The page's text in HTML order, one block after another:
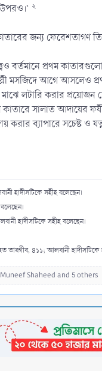
২
জন্য ফেরেশতাগণ
বর্তমানে প্রথম
আগে আসলেও
লটারি করার প্রয়োজন
কাতারে সালাত আদায়ের
করার ব্যাপারে সচেষ্ট
হাদীসটিকে সহীহ বলেছেন।
হাদীসটিকে সহীহ বলেছেন।
৪১১; আলবানী হাদীসটিকে
Muneef Shaheed and 5 others